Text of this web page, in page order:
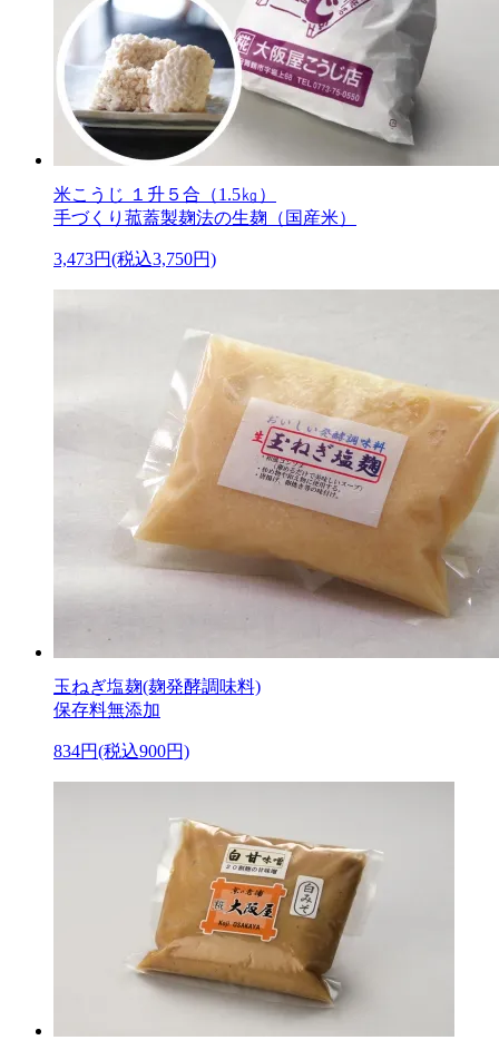
米こうじ １升５合（1.5㎏）
手づくり菰蓋製麹法の生麹（国産米）
3,473円(税込3,750円)
玉ねぎ塩麹(麹発酵調味料)
保存料無添加
834円(税込900円)